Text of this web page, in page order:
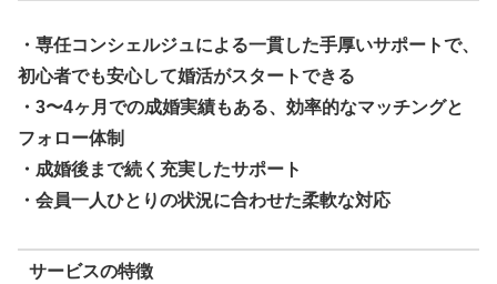
・専任コンシェルジュによる一貫した手厚いサポートで、
初心者でも安心して婚活がスタートできる
・3〜4ヶ月での成婚実績もある、効率的なマッチングと
フォロー体制
・成婚後まで続く充実したサポート
・会員一人ひとりの状況に合わせた柔軟な対応
サービスの特徴